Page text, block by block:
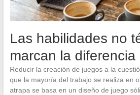
Las habilidades no
marcan la diferencia
Reducir la creación de juegos a la
que la mayoría del trabajo se realiza en
atrapa se basa en un diseño de juego